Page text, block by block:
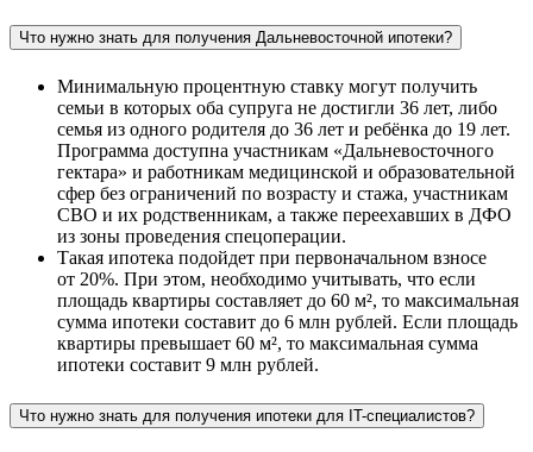
Что нужно знать для получения Дальневосточной ипотеки?
Минимальную процентную ставку могут получить
семьи в которых оба супруга не достигли 36 лет, либо
семья из одного родителя до 36 лет и ребёнка до 19 лет.
Программа доступна участникам «Дальневосточного
гектара» и работникам медицинской и образовательной
сфер без ограничений по возрасту и стажа, участникам
СВО и их родственникам, а также переехавших в ДФО
из зоны проведения спецоперации.
Такая ипотека подойдет при первоначальном взносе
от 20%. При этом, необходимо учитывать, что если
площадь квартиры составляет до 60 м², то максимальная
сумма ипотеки составит до 6 млн рублей. Если площадь
квартиры превышает 60 м², то максимальная сумма
ипотеки составит 9 млн рублей.
Что нужно знать для получения ипотеки для IT-специалистов?